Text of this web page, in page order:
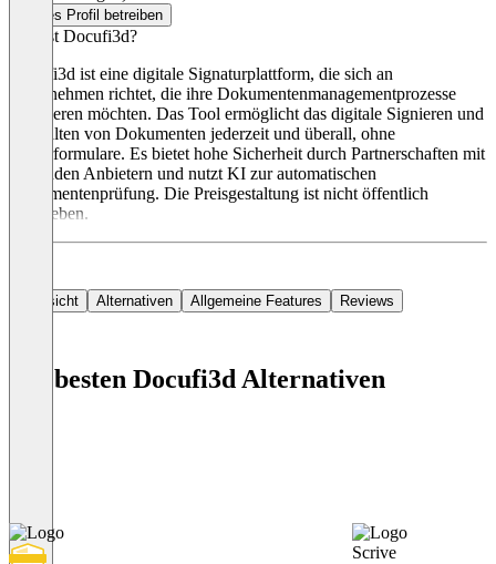
Dieses Profil betreiben
Was ist Docufi3d?
Docufi3d ist eine digitale Signaturplattform, die sich an
Unternehmen richtet, die ihre Dokumentenmanagementprozesse
optimieren möchten. Das Tool ermöglicht das digitale Signieren und
Verwalten von Dokumenten jederzeit und überall, ohne
Papierformulare. Es bietet hohe Sicherheit durch Partnerschaften mit
führenden Anbietern und nutzt KI zur automatischen
Dokumentenprüfung. Die Preisgestaltung ist nicht öffentlich
angegeben.
Übersicht Alternativen Allgemeine Features Reviews
Die besten Docufi3d Alternativen
Scrive